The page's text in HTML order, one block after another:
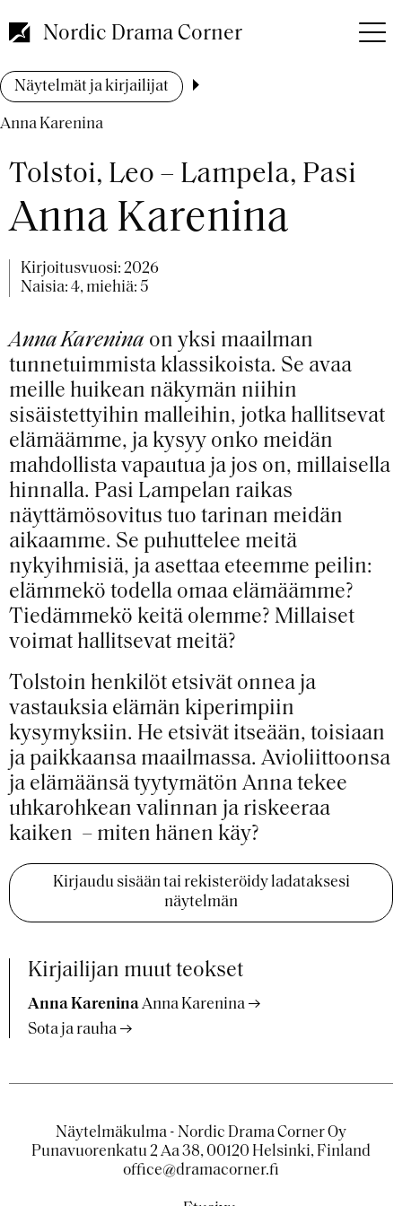
pääsisältöön
Nordic Drama Corner
Murupolku
Näytelmät ja kirjailijat
Anna Karenina
Tolstoi, Leo – Lampela, Pasi
Anna Karenina
Kirjoitusvuosi: 2026
Naisia: 4, miehiä: 5
Anna Karenina on yksi maailman
tunnetuimmista klassikoista. Se avaa
meille huikean näkymän niihin
sisäistettyihin malleihin, jotka hallitsevat
elämäämme, ja kysyy onko meidän
mahdollista vapautua ja jos on, millaisella
hinnalla. Pasi Lampelan raikas
näyttämösovitus tuo tarinan meidän
aikaamme. Se puhuttelee meitä
nykyihmisiä, ja asettaa eteemme peilin:
elämmekö todella omaa elämäämme?
Tiedämmekö keitä olemme? Millaiset
voimat hallitsevat meitä?
Tolstoin henkilöt etsivät onnea ja
vastauksia elämän kiperimpiin
kysymyksiin. He etsivät itseään, toisiaan
ja paikkaansa maailmassa. Avioliittoonsa
ja elämäänsä tyytymätön Anna tekee
uhkarohkean valinnan ja riskeeraa
kaiken – miten hänen käy?
Kirjaudu sisään tai rekisteröidy ladataksesi
näytelmän
Kirjailijan muut teokset
Anna KareninaAnna Karenina
Sota ja rauha
Näytelmäkulma - Nordic Drama Corner Oy
Punavuorenkatu 2 Aa 38, 00120 Helsinki, Finland
office@dramacorner.fi